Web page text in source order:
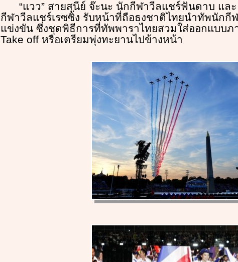
“แวว” สายสุนีย์ จ๊ะนะ นักกีฬาวีลแชร์ฟันดาบ แล
กีฬาวีลแชร์เรซซิ่ง รับหน้าที่ถือธงชาติไทยนำทัพนักกี
แข่งขัน ซึ่งชุดพิธีการที่ทัพพาราไทยสวมใส่ออกแบบภ
Take off หรือเตรียมพุ่งทะยานไปข้างหน้า